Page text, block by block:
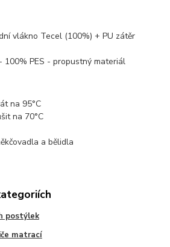
vlákno Tecel (100%) + PU zátěr
100% PES - propustný materiál
na 95°C
na 70°C
a bělidla
postýlek
matrací